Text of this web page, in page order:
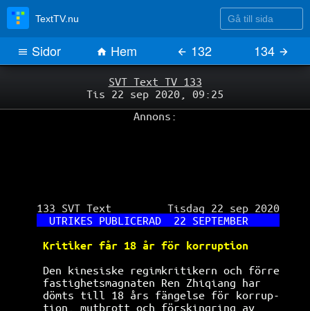
SVT Text TV 133
Tis 22 sep 2020, 09:25
Annons:
133 SVT Text         Tisdag 22 sep 2020
UTRIKES PUBLICERAD  22 SEPTEMBER
Kritiker får 18 år för korruption
Den kinesiske regimkritikern och förre
fastighetsmagnaten Ren Zhiqiang har
dömts till 18 års fängelse för korrup-
tion, mutbrott och förskingring av
TextTV.nu Gå till sida
Sidor Hem 132 134